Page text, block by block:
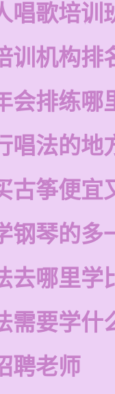
唱歌培训
训机构排
会排练哪
唱法的地
古筝便宜
钢琴的多
去哪里学
需要学什
聘老师